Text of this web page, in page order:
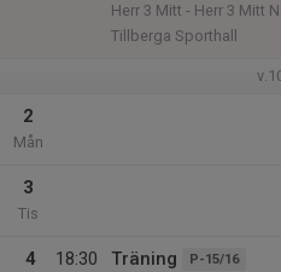
Herr 3 Mitt - Herr 3 Mitt
Tillberga Sporthall
2
Mån
3
Tis
4
18:30
Träning P-15/16